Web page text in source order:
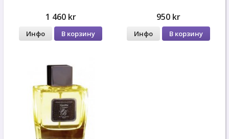
1 460 kr
Инфо В корзину
950 kr
Инфо В корзину